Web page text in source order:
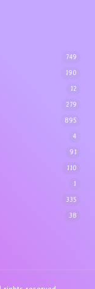
749
190
12
279
895
4
91
110
1
335
38